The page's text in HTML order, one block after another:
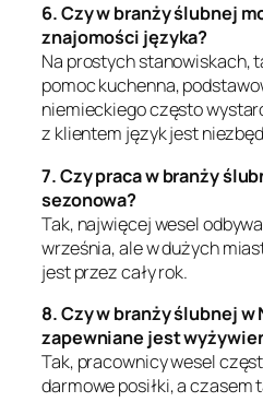
6. Czy w branży ślubnej
znajomości języka?
Na prostych stanowiskach,
pomoc kuchenna,
niemieckiego często
z klientem język jest
7. Czy praca w branży
sezonowa?
Tak, najwięcej wesel
września, ale w dużych
jest przez cały rok.
8. Czy w branży ślubnej w
zapewniane jest
Tak, pracownicy wesel
darmowe posiłki, a czasem